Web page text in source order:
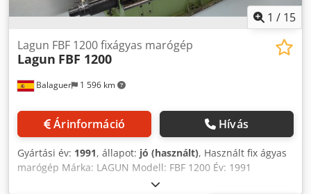
1 / 15
Balaguer 1 596 km
Lagun FBF 1200 fixágyas marógép
Lagun FBF 1200
Árinformáció Hívás
Gyártási év: 1991, állapot: jó (használt), Használt fix ágyas
marógép Márka: LAGUN Modell: FBF 1200 Év: 1991
Sorszám: B10109 Súly: 5.500kg Dimensions: